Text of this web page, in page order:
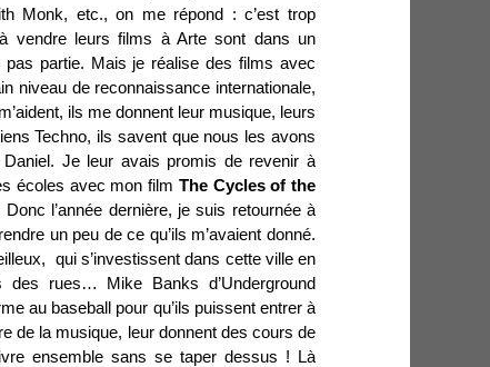
Monk, etc., on me répond : c’est trop
vendre leurs films à Arte sont dans un
pas partie. Mais je réalise des films avec
niveau de reconnaissance internationale,
ils me donnent leur musique, leurs
Techno, ils savent que nous les avons
Je leur avais promis de revenir à
écoles avec mon film The Cycles of the
l’année dernière, je suis retournée à
un peu de ce qu’ils m’avaient donné.
qui s’investissent dans cette ville en
des rues… Mike Banks d’Underground
au baseball pour qu’ils puissent entrer à
de la musique, leur donnent des cours de
ensemble sans se taper dessus ! Là